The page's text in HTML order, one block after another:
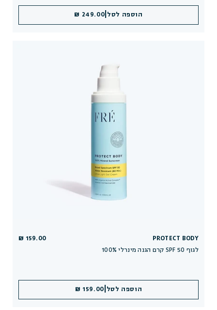
הוספה לסל 249.00 ₪
PROTECT BODY
100% קרם הגנה מינרלי SPF 50 לגוף
159.00 ₪
הוספה לסל 159.00 ₪